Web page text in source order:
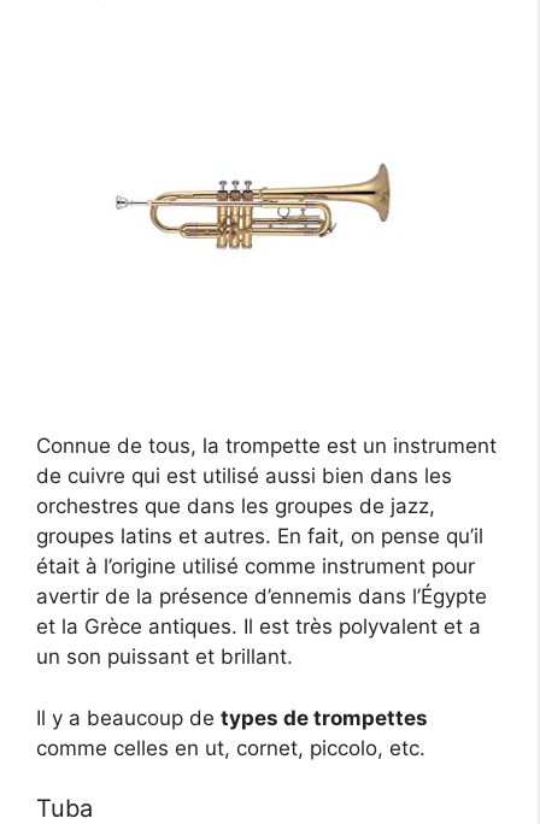
Connue de tous, la trompette est un instrument
de cuivre qui est utilisé aussi bien dans les
orchestres que dans les groupes de jazz,
groupes latins et autres. En fait, on pense qu’il
était à l’origine utilisé comme instrument pour
avertir de la présence d’ennemis dans l’Égypte
et la Grèce antiques. Il est très polyvalent et a
un son puissant et brillant.
Il y a beaucoup de types de trompettes
comme celles en ut, cornet, piccolo, etc.
Tuba